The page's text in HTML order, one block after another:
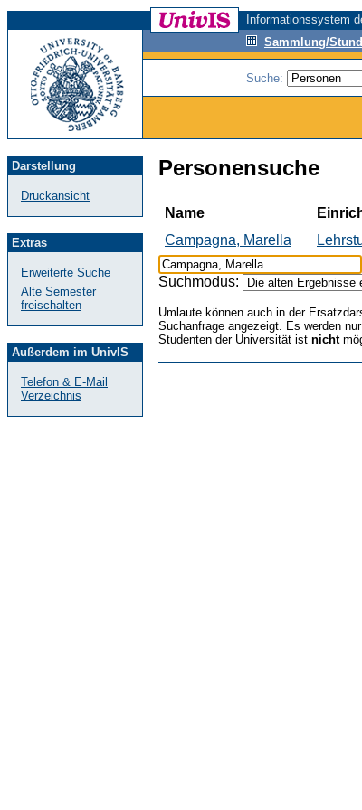
Informationssystem
Sammlung/
Suche:
Darstellung
Druckansicht
Extras
Erweiterte Suche
Alte Semester
freischalten
Außerdem im UnivIS
Telefon & E-Mail
Verzeichnis
Personensuche
Name
Campagna, Marella
Suchmodus:
Umlaute können auch in der
Suchanfrage angezeigt. Es werden
Studenten der Universität ist nicht